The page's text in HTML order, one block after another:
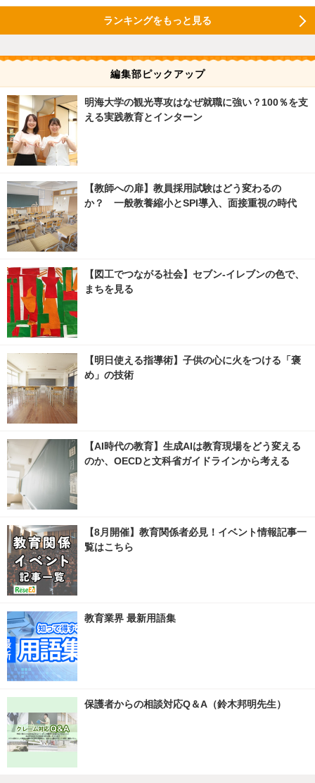
ランキングをもっと見る
編集部ピックアップ
明海大学の観光専攻はなぜ就職に強い？100％を支
える実践教育とインターン
【教師への扉】教員採用試験はどう変わるの
か？ 一般教養縮小とSPI導入、面接重視の時代
【図工でつながる社会】セブン‐イレブンの色で、
まちを見る
【明日使える指導術】子供の心に火をつける「褒
め」の技術
【AI時代の教育】生成AIは教育現場をどう変える
のか、OECDと文科省ガイドラインから考える
【8月開催】教育関係者必見！イベント情報記事一
覧はこちら
教育業界 最新用語集
保護者からの相談対応Q＆A（鈴木邦明先生）